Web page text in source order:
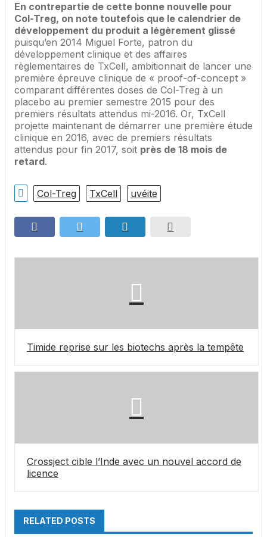
En contrepartie de cette bonne nouvelle pour
Col-Treg, on note toutefois que le calendrier de
développement du produit a légèrement glissé
puisqu’en 2014 Miguel Forte, patron du
développement clinique et des affaires
règlementaires de TxCell, ambitionnait de lancer une
première épreuve clinique de « proof-of-concept »
comparant différentes doses de Col-Treg à un
placebo au premier semestre 2015 pour des
premiers résultats attendus mi-2016. Or, TxCell
projette maintenant de démarrer une première étude
clinique en 2016, avec de premiers résultats
attendus pour fin 2017, soit près de 18 mois de
retard.
Col-Treg TxCell uvéite
Timide reprise sur les biotechs après la tempête
Crossject cible l’Inde avec un nouvel accord de
licence
RELATED POSTS